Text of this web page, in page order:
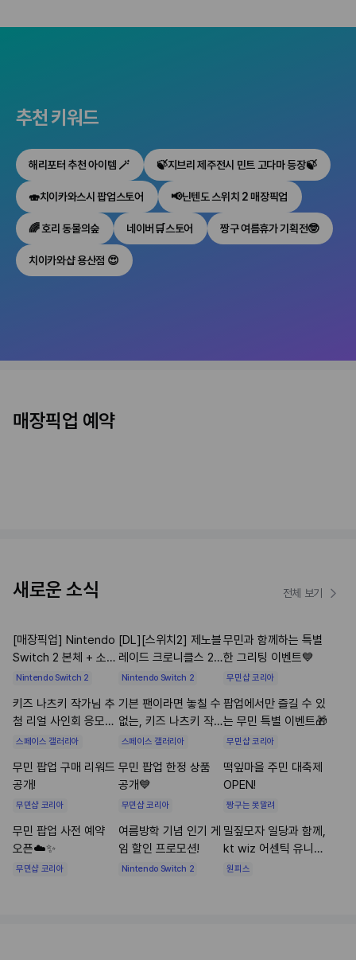
추천 키워드
해리포터 추천 아이템 🪄 🍃지브리 제주전시 민트 고다마 등장🍃
🍣치이카와스시 팝업스토어 📢닌텐도 스위치 2 매장픽업
🌈 호리 동물의숲 네이버🛒스토어 짱구 여름휴가 기획전🤓
치이카와샵 용산점 😍
매장픽업 예약
0원
새로운 소식 전체 보기
[매장픽업] Nintendo
Switch 2 본체 + 소프
트웨어 세트 예약 안내
Nintendo Switch 2
[DL][스위치2] 제노블
레이드 크로니클스 2
스위치 2 에디션 업그
Nintendo Switch 2
무민과 함께하는 특별
한 그리팅 이벤트💙
무민샵 코리아
키즈 나츠키 작가님 추
첨 리얼 사인회 응모
안내🎸
스페이스 갤러리아
기븐 팬이라면 놓칠 수
없는, 키즈 나츠키 작
가님 사인회
스페이스 갤러리아
팝업에서만 즐길 수 있
는 무민 특별 이벤트🎁
무민샵 코리아
무민 팝업 구매 리워드
공개!
무민샵 코리아
무민 팝업 한정 상품
공개💙
무민샵 코리아
떡잎마을 주민 대축제
OPEN!
짱구는 못말려
무민 팝업 사전 예약
오픈☁️✨
무민샵 코리아
여름방학 기념 인기 게
임 할인 프로모션!
Nintendo Switch 2
밀짚모자 일당과 함께,
kt wiz 어센틱 유니폼
공개⚾🏴‍☠️✨
원피스